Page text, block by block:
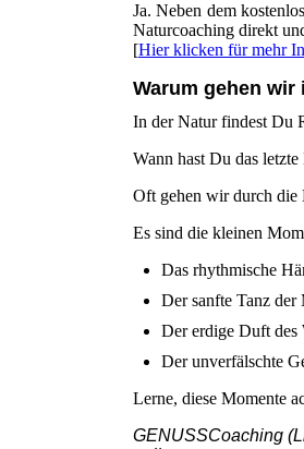
Ja. Neben dem
Naturcoaching direkt
[Hier klicken für mehr
Warum gehen wir
In der Natur findest Du
Wann hast Du das
Oft gehen wir durch die
Es sind die kleinen
Das rhythmische
Der sanfte Tanz
Der erdige Duft des
Der unverfälschte
Lerne, diese Momente
GENUSSCoaching